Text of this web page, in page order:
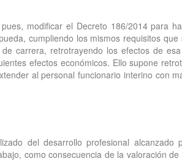
modificar el Decreto 186/2014 para
cumpliendo los mismos requisitos
carrera, retrotrayendo los efectos de
efectos económicos. Ello supone
al personal funcionario interino con
del desarrollo profesional
como consecuencia de la valoración